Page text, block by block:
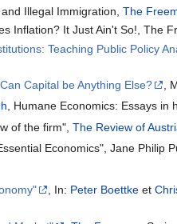
Illegal Immigration, The
Inflation? It Just Ain't So!, The
Teaching Public Policy
Capital be Anything Else?
,
, Humane Economics: Essays in
of the firm",The Review of
Economics", Jane Philip
, In: Peter Boettkeet